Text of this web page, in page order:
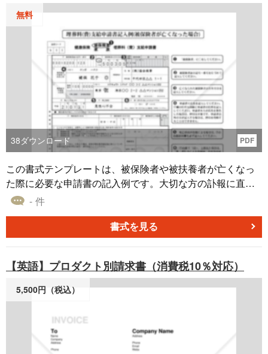
無料
38ダウンロード PDF
この書式テンプレートは、被保険者や被扶養者が亡くなっ
た際に必要な申請書の記入例です。大切な方の訃報に直面
したとき、感情的な負担を軽減し、手続きを迅速かつスム
な書式は、どのようなシーンで、いかにして役立つかを具
体的に示します。 遺族の方々にとって、この記入例は非常
のに役立ちます。大切な時間を節約し、煩雑なプロセスを
簡略化するため、是非ご利用ください。
- 件
書式を見る
【英語】プロダクト別請求書（消費税10％対応）
5,500円（税込）